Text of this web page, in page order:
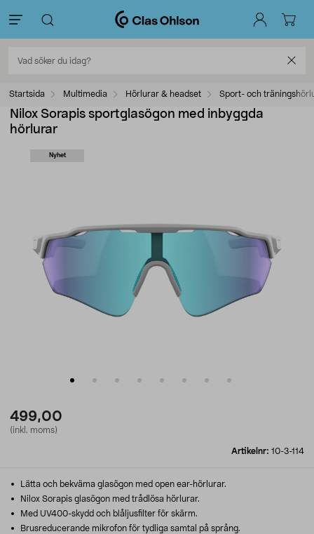
Startsida Multimedia Hörlurar & headset Sport- och
Nilox Sorapis sportglasögon med inbyggda
hörlurar
Nyhet
499,00
(inkl. moms)
Artikelnr: 10-3-114
Lätta och bekväma glasögon med open ear-hörlurar.
Nilox Sorapis glasögon med trådlösa hörlurar.
Med UV400-skydd och blåljusfilter för skärm.
Brusreducerande mikrofon för tydliga samtal på språng.